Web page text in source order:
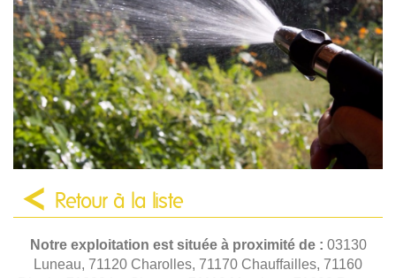
Retour à la liste
Notre exploitation est située à proximité de : 03130
Luneau, 71120 Charolles, 71170 Chauffailles, 71160